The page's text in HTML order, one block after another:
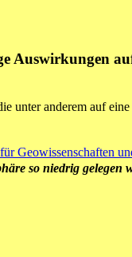
Auswirkungen
unter anderem auf
Geowissenschaften
so niedrig